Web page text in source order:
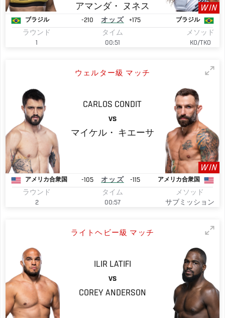
アマンダ・ ヌネス WIN
ブラジル -210 オッズ +175 ブラジル
ラウンド
1
タイム
00:51
メソッド
KO/TKO
ウェルター級 マッチ
CARLOS CONDIT
VS
マイケル・ キエーサ
WIN
アメリカ合衆国 -105 オッズ -115 アメリカ合衆国
ラウンド
2
タイム
00:57
メソッド
サブミッション
ライトヘビー級 マッチ
ILIR LATIFI
VS
COREY ANDERSON